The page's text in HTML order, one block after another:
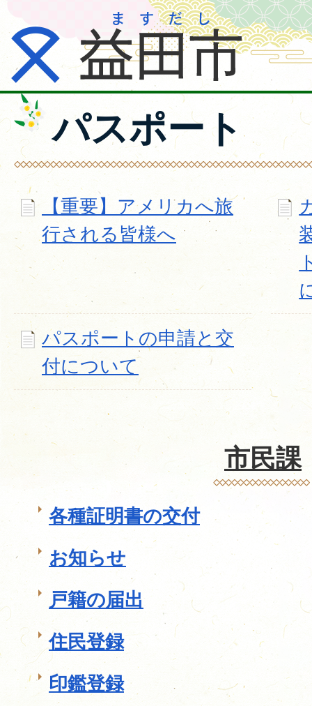
パスポート
【重要】アメリカへ旅
行される皆様へ
パスポートの申請と交
付について
市民課
各種証明書の交付
お知らせ
戸籍の届出
住民登録
印鑑登録